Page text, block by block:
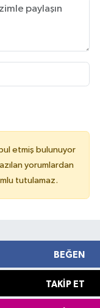
etmiş bulunuyor
yorumlardan
tutulamaz.
BEĞEN
TAKIP ET